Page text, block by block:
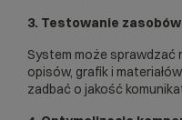
3. Testowanie
System może sprawdzać
opisów, grafik i
zadbać o jakość